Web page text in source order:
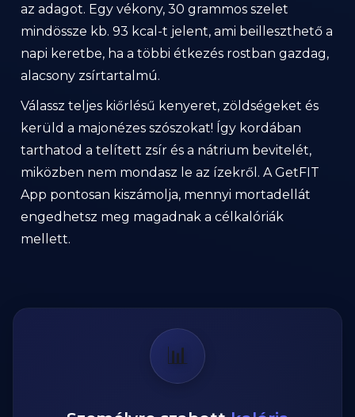
az adagot. Egy vékony, 30 grammos szelet
mindössze kb. 93 kcal-t jelent, ami beilleszthető a
napi keretbe, ha a többi étkezés rostban gazdag,
alacsony zsírtartalmú.
Válassz teljes kiőrlésű kenyeret, zöldségeket és
kerüld a majonézes szószokat! Így kordában
tarthatod a telített zsír és a nátrium bevitelét,
miközben nem mondasz le az ízekről. A GetFIT
App pontosan kiszámolja, mennyi mortadellát
engedhetsz meg magadnak a célkalóriák
mellett.
📊